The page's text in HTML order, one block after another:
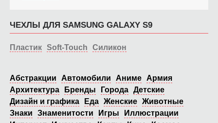
ЧЕХЛЫ ДЛЯ SAMSUNG GALAXY S9
Пластик Soft-Touch Силикон
Абстракции Автомобили Аниме
Армия
Архитектура
Бренды Города Детские
Дизайн и графика
Еда Женские Животные
Знаки
Знаменитости Игры
Иллюстрации